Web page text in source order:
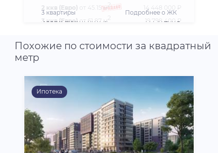
2 ккв (Евро) от 45.15 м 2
14 448 000 ₽
3 ккв (Евро) от 61.87 м 2 19 798 400 ₽
3 квартиры Подробнее о ЖК
Похожие по стоимости за квадратный
метр
Ипотека